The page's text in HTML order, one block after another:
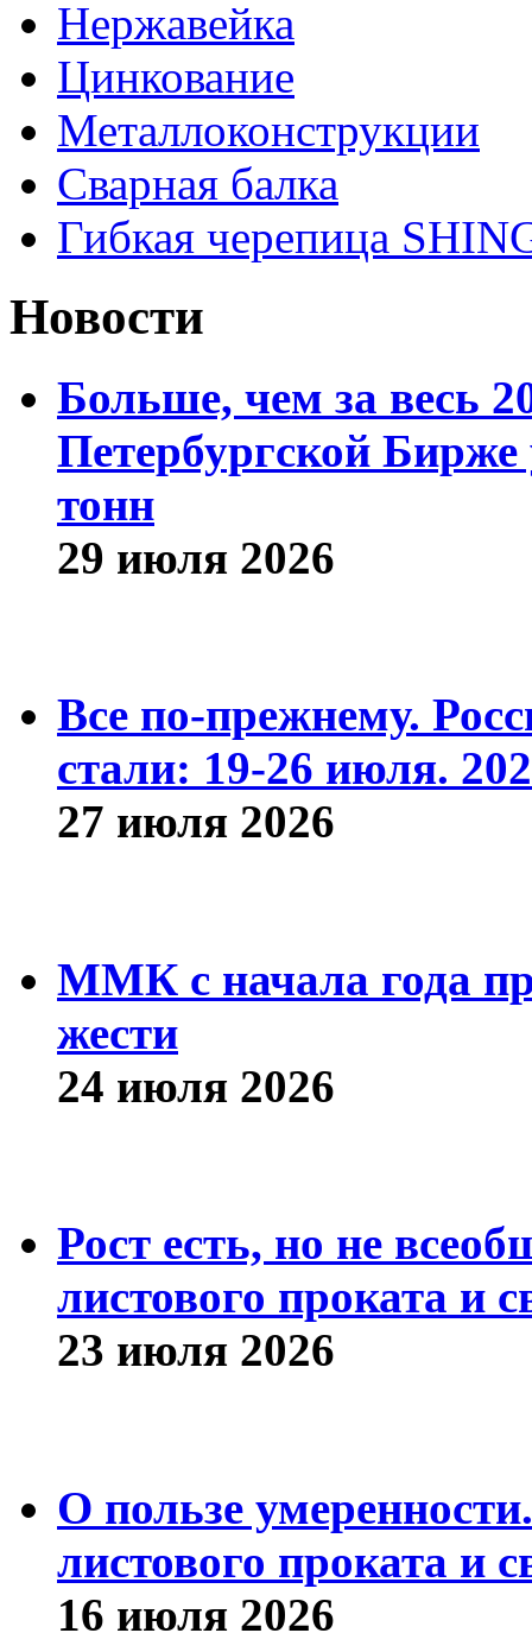
Нержавейка
Цинкование
Металлоконструкции
Сварная балка
Гибкая черепица
Новости
Больше, чем за весь
Петербургской
тонн
29 июля 2026
Все по-прежнему.
стали: 19-26 июля.
27 июля 2026
ММК с начала года
жести
24 июля 2026
Рост есть, но не
листового проката и
23 июля 2026
О пользе
листового проката и
16 июля 2026